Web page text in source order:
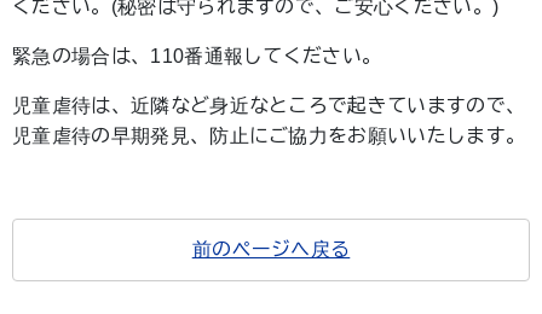
ください。(秘密は守られますので、ご安心ください。)
緊急の場合は、110番通報してください。
児童虐待は、近隣など身近なところで起きていますので、
児童虐待の早期発見、防止にご協力をお願いいたします。
前のページへ戻る